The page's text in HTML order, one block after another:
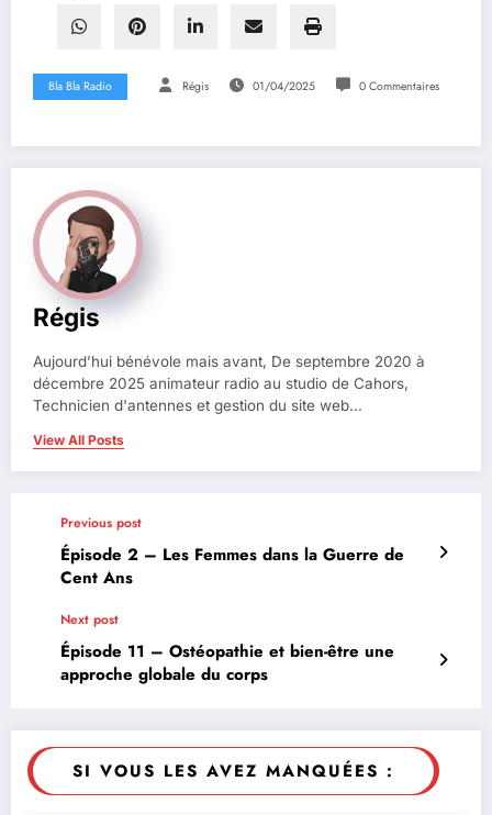
Bla Bla Radio Régis 01/04/2025 0 Commentaires
Régis
Aujourd’hui bénévole mais avant, De septembre 2020 à
décembre 2025 animateur radio au studio de Cahors,
Technicien d'antennes et gestion du site web...
View All Posts
Previous post
Épisode 2 – Les Femmes dans la Guerre de
Cent Ans
Next post
Épisode 11 – Ostéopathie et bien-être une
approche globale du corps
SI VOUS LES AVEZ MANQUÉES :